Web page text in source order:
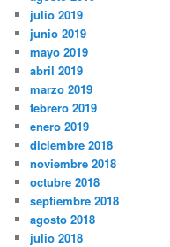
julio 2019
junio 2019
mayo 2019
abril 2019
marzo 2019
febrero 2019
enero 2019
diciembre 2018
noviembre 2018
octubre 2018
septiembre 2018
agosto 2018
julio 2018